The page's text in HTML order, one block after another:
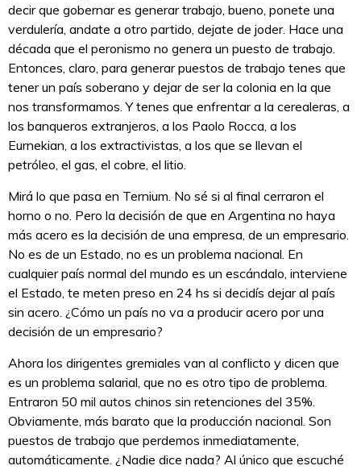
decir que gobernar es generar trabajo, bueno, ponete una
verdulería, andate a otro partido, dejate de joder. Hace una
década que el peronismo no genera un puesto de trabajo.
Entonces, claro, para generar puestos de trabajo tenes que
tener un país soberano y dejar de ser la colonia en la que
nos transformamos. Y tenes que enfrentar a la cerealeras, a
los banqueros extranjeros, a los Paolo Rocca, a los
Eurnekian, a los extractivistas, a los que se llevan el
petróleo, el gas, el cobre, el litio.
Mirá lo que pasa en Ternium. No sé si al final cerraron el
horno o no. Pero la decisión de que en Argentina no haya
más acero es la decisión de una empresa, de un empresario.
No es de un Estado, no es un problema nacional. En
cualquier país normal del mundo es un escándalo, interviene
el Estado, te meten preso en 24 hs si decidís dejar al país
sin acero. ¿Cómo un país no va a producir acero por una
decisión de un empresario?
Ahora los dirigentes gremiales van al conflicto y dicen que
es un problema salarial, que no es otro tipo de problema.
Entraron 50 mil autos chinos sin retenciones del 35%.
Obviamente, más barato que la producción nacional. Son
puestos de trabajo que perdemos inmediatamente,
automáticamente. ¿Nadie dice nada? Al único que escuché